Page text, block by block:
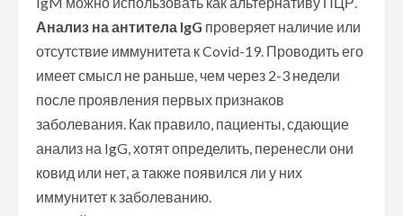
Анализ на антитела IgG проверяет наличие или
отсутствие иммунитета к Covid-19. Проводить его
имеет смысл не раньше, чем через 2-3 недели
после проявления первых признаков
заболевания. Как правило, пациенты, сдающие
анализ на IgG, хотят определить, перенесли они
ковид или нет, а также появился ли у них
иммунитет к заболеванию.